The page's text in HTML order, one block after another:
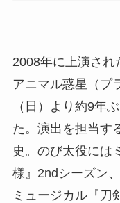
2008年に上演され
アニマル惑星（プ
（日）より約9年
た。演出を担当す
史。のび太役には
様』2ndシーズン
ミュージカル『刀